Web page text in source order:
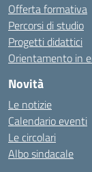
Offerta formativa
Percorsi di studio
Progetti didattici
Orientamento in
Novità
Le notizie
Calendario eventi
Le circolari
Albo sindacale